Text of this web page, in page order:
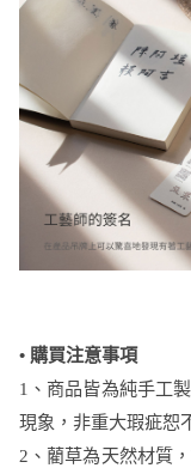
• 購買注意事項
1、商品皆為純手工
現象，非重大瑕疵恕
2、藺草為天然材質